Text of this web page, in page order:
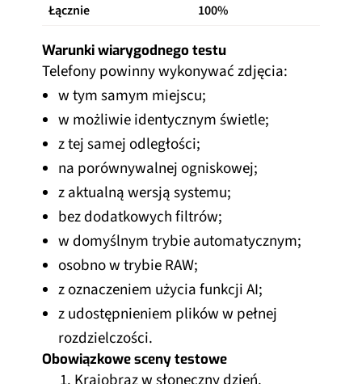
Łącznie
100%
Warunki wiarygodnego testu
Telefony powinny wykonywać zdjęcia:
w tym samym miejscu;
w możliwie identycznym świetle;
z tej samej odległości;
na porównywalnej ogniskowej;
z aktualną wersją systemu;
bez dodatkowych filtrów;
w domyślnym trybie automatycznym;
osobno w trybie RAW;
z oznaczeniem użycia funkcji AI;
z udostępnieniem plików w pełnej
rozdzielczości.
Obowiązkowe sceny testowe